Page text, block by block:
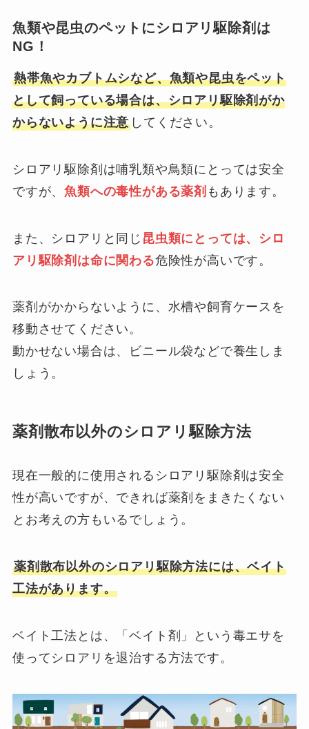
魚類や昆虫のペットにシロアリ駆除剤は
NG！
熱帯魚やカブトムシなど、魚類や昆虫をペット
として飼っている場合は、シロアリ駆除剤がか
からないように注意 してください。
シロアリ駆除剤は哺乳類や鳥類にとっては安全
ですが、魚類への毒性がある薬剤 もあります。
また、シロアリと同じ 昆虫類にとっては、シロ
アリ駆除剤は命に関わる危険性が高いです。
薬剤がかからないように、水槽や飼育ケースを
移動させてください。
動かせない場合は、ビニール袋などで養生しま
しょう。
薬剤散布以外のシロアリ駆除方法
現在一般的に使用されるシロアリ駆除剤は安全
性が高いですが、できれば薬剤をまきたくない
とお考えの方もいるでしょう。
薬剤散布以外のシロアリ駆除方法には、ベイト
工法があります。
ベイト工法とは、「ベイト剤」という毒エサを
使ってシロアリを退治する方法です。